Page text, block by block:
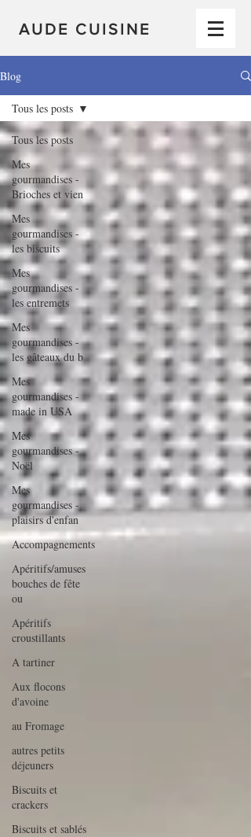
AUDE CUISINE
Blog
Tous les posts
Mes
gourmandises -
Brioches et vien
Mes
gourmandises -
les biscuits
Mes
gourmandises -
les entremets
Mes
gourmandises -
les gâteaux du b
Mes
gourmandises -
made in USA
Mes
gourmandises -
Noël
Mes
gourmandises -
plaisirs d'enfan
Accompagnements
Apéritifs/amuses
bouches de fête
ou
Apéritifs
croustillants
A tartiner
Aux flocons
d'avoine
au Fromage
autres petits
déjeuners
Biscuits et
crackers
Biscuits et sablés
Tous les posts